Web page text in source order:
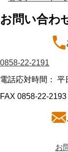
お問い合わ
0858-22-2191
電話応対時間： 平
FAX 0858-22-2193
お